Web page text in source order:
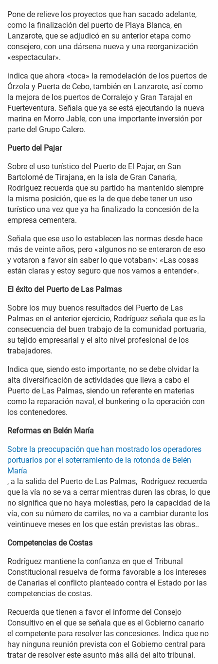
Pone de relieve los proyectos que han sacado adelante,
como la finalización del puerto de Playa Blanca, en
Lanzarote, que se adjudicó en su anterior etapa como
consejero, con una dársena nueva y una reorganización
«espectacular».
indica que ahora «toca» la remodelación de los puertos de
Órzola y Puerta de Cebo, también en Lanzarote, así como
la mejora de los puertos de Corralejo y Gran Tarajal en
Fuerteventura. Señala que ya se está ejecutando la nueva
marina en Morro Jable, con una importante inversión por
parte del Grupo Calero.
Puerto del Pajar
Sobre el uso turístico del Puerto de El Pajar, en San
Bartolomé de Tirajana, en la isla de Gran Canaria,
Rodríguez recuerda que su partido ha mantenido siempre
la misma posición, que es la de que debe tener un uso
turístico una vez que ya ha finalizado la concesión de la
empresa cementera.
Señala que ese uso lo establecen las normas desde hace
más de veinte años, pero «algunos no se enteraron de eso
y votaron a favor sin saber lo que votaban»: «Las cosas
están claras y estoy seguro que nos vamos a entender».
El éxito del Puerto de Las Palmas
Sobre los muy buenos resultados del Puerto de Las
Palmas en el anterior ejercicio, Rodríguez señala que es la
consecuencia del buen trabajo de la comunidad portuaria,
su tejido empresarial y el alto nivel profesional de los
trabajadores.
Indica que, siendo esto importante, no se debe olvidar la
alta diversificación de actividades que lleva a cabo el
Puerto de Las Palmas, siendo un referente en materias
como la reparación naval, el bunkering o la operación con
los contenedores.
Reformas en Belén María
Sobre la preocupación que han mostrado los operadores
portuarios por el soterramiento de la rotonda de Belén
María
, a la salida del Puerto de Las Palmas, Rodríguez recuerda
que la vía no se va a cerrar mientras duren las obras, lo que
no significa que no haya molestias, pero la capacidad de la
vía, con su número de carriles, no va a cambiar durante los
veintinueve meses en los que están previstas las obras..
Competencias de Costas
Rodríguez mantiene la confianza en que el Tribunal
Constitucional resuelva de forma favorable a los intereses
de Canarias el conflicto planteado contra el Estado por las
competencias de costas.
Recuerda que tienen a favor el informe del Consejo
Consultivo en el que se señala que es el Gobierno canario
el competente para resolver las concesiones. Indica que no
hay ninguna reunión prevista con el Gobierno central para
tratar de resolver este asunto más allá del alto tribunal.